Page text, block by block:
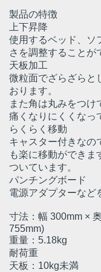
製品の特徴
上下昇降
使用するベッド、ソ
さを調整することが
天板加工
微粒面でざらざらと
おります。
また角は丸みをつけ
痛くなりにくくなっ
らくらく移動
キャスター付きなの
も楽に移動ができま
ついています。
パンチングボード
電源アダプターなど
寸法：幅 300mm ×
755mm)
重量：5.18kg
耐荷重
天板：10kg未満